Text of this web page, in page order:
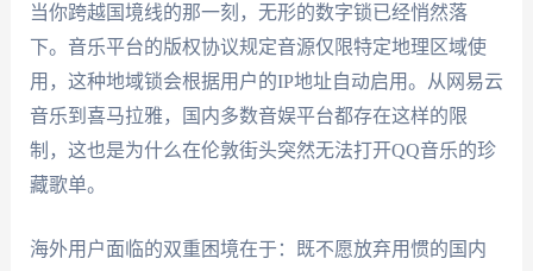
当你跨越国境线的那一刻，无形的数字锁已经悄然落
下。音乐平台的版权协议规定音源仅限特定地理区域使
用，这种地域锁会根据用户的IP地址自动启用。从网易云
音乐到喜马拉雅，国内多数音娱平台都存在这样的限
制，这也是为什么在伦敦街头突然无法打开QQ音乐的珍
藏歌单。
海外用户面临的双重困境在于：既不愿放弃用惯的国内